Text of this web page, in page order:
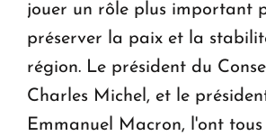
jouer un rôle plus important
préserver la paix et la
région. Le président du
Charles Michel, et le
Emmanuel Macron, l'ont tous